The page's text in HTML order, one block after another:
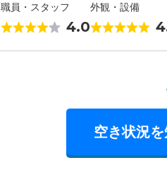
職員・スタッフ
4.0
外観・設備
空き状況